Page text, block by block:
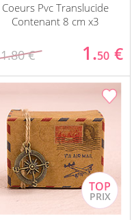
Coeurs Pvc Translucide
Contenant 8 cm x3
1.80 € 1.50 €